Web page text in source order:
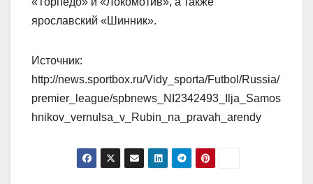
ярославский «Шинник».
Источник:
http://news.sportbox.ru/Vidy_sporta/Futbol/Russia/
premier_league/spbnews_NI2342493_Ilja_Samos
hnikov_vernulsa_v_Rubin_na_pravah_arendy